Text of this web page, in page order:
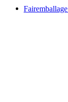
Fairemballage